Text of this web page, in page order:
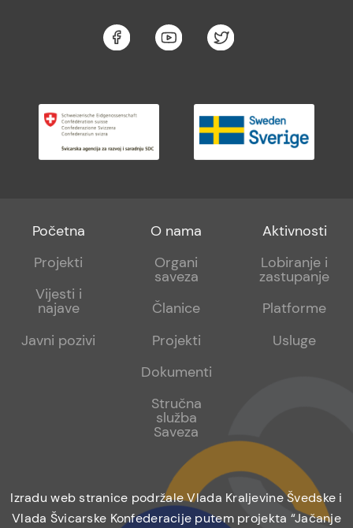
Footer
menu
Početna
Projekti
Vijesti i
najave
Javni pozivi
Footer
sub
O nama
Organi
saveza
Članice
Projekti
Dokumenti
Stručna
služba
Saveza
Footer
sub
Aktivnosti
Lobiranje i
zastupanje
Platforme
Usluge
Izradu web stranice podržale Vlada Kraljevine Švedske i
Vlada Švicarske Konfederacije putem projekta “Jačanje